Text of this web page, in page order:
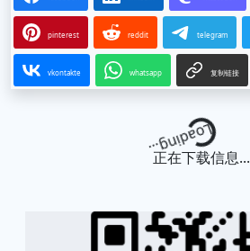
pinterest reddit telegram
vkontakte whatsapp 复制链接
Loading...
正在下载信息...